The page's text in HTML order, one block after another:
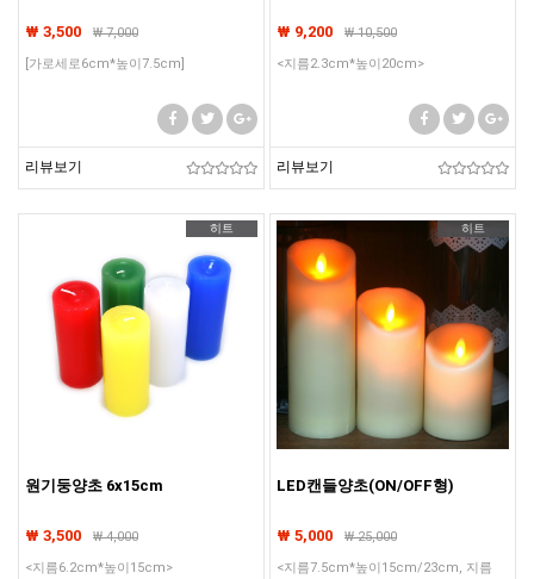
₩ 3,500 ₩7,000
[가로세로6cm*높이7.5cm]
리뷰보기
₩ 9,200 ₩10,500
<지름2.3cm*높이20cm>
리뷰보기
히트
원기둥양초 6x15cm
₩ 3,500 ₩4,000
<지름6.2cm*높이15cm>
히트
LED캔들양초(ON/OFF형)
₩ 5,000 ₩25,000
<지름7.5cm*높이15cm/23cm, 지름